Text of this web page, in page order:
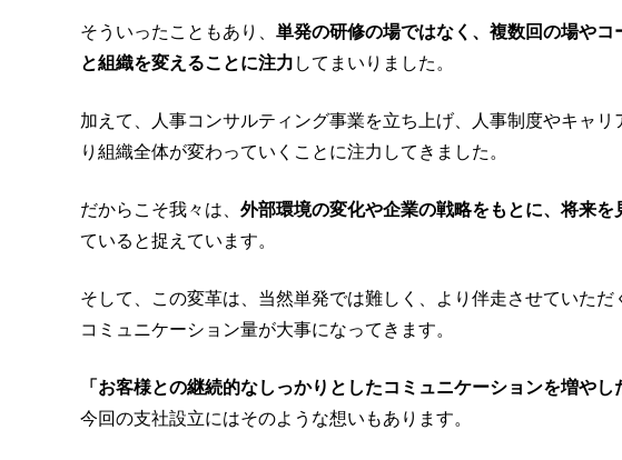
そういったこともあり、 単発の研修の場ではなく、複数回の場や
と組織を変えることに注力 してまいりました。
加えて、人事コンサルティング事業を立ち上げ、人事制度やキャ
り組織全体が変わっていくことに注力してきました。
だからこそ我々は、 外部環境の変化や企業の戦略をもとに、将来
ていると捉えています。
そして、この変革は、当然単発では難しく、より伴走させていた
コミュニケーション量が大事になってきます。
「お客様との継続的なしっかりとしたコミュニケーションを増やし
今回の支社設立にはそのような想いもあります。